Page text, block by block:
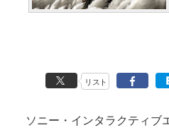
リスト
ソニー・インタラクティブ